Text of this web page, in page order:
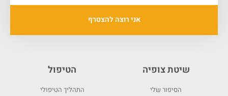
אני רוצה להצטרף
שיטת צופיה
הסיפור שלי
הטיפול
התהליך הטיפולי